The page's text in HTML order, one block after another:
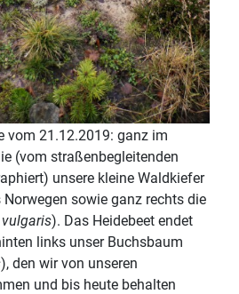
vom 21.12.2019: ganz im
(vom straßenbegleitenden
unsere kleine Waldkiefer
Norwegen sowie ganz rechts die
). Das Heidebeet endet
links unser Buchsbaum
), den wir von unseren
und bis heute behalten